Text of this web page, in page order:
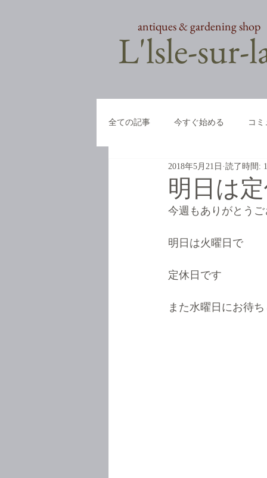
​L'lsle-sur-
antiques & gardening shop
全ての記事 今すぐ始める コ
明日は
2018年5月21日 読了時間:
今週もありがとう
明日は火曜日で
定休日です
また水曜日にお待